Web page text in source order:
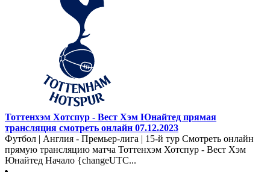
Тоттенхэм Хотспур - Вест Хэм Юнайтед прямая
трансляция смотреть онлайн 07.12.2023
Футбол | Англия - Премьер-лига | 15-й тур Смотреть онлайн
прямую трансляцию матча Тоттенхэм Хотспур - Вест Хэм
Юнайтед Начало {changeUTC...